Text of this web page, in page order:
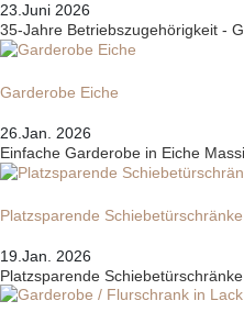
23.Juni 2026
35-Jahre Betriebszugehörigkeit -
Garderobe Eiche
26.Jan. 2026
Einfache Garderobe in Eiche
Platzsparende
19.Jan. 2026
Platzsparende